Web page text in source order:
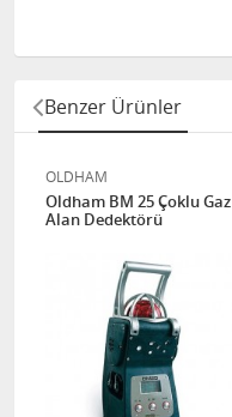
Benzer Ürünler
OLDHAM
Oldham BM 25 Çoklu Gaz
Alan Dedektörü